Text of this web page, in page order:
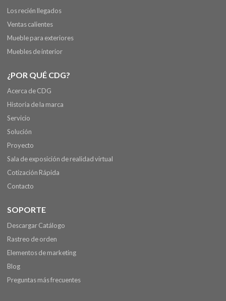
Los recién llegados
Ventas calientes
Mueble para exteriores
Muebles de interior
¿POR QUÉ CDG?
Acerca de CDG
Historia de la marca
Servicio
Solución
Proyecto
Sala de exposición de realidad virtual
Cotización Rápida
Contacto
SOPORTE
Descargar Catálogo
Rastreo de orden
Elementos de marketing
Blog
Preguntas más frecuentes